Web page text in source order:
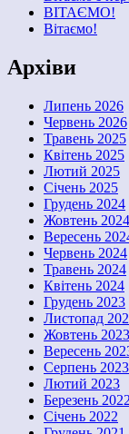
ВІТАЄМО!
Вітаємо!
Архіви
Липень 2026
Червень 2026
Травень 2025
Квітень 2025
Лютий 2025
Січень 2025
Грудень 2024
Жовтень 2024
Вересень
Червень 2024
Травень 2024
Квітень 2024
Грудень 2023
Листопад
Жовтень 2023
Вересень
Серпень 2023
Лютий 2023
Березень 2022
Січень 2022